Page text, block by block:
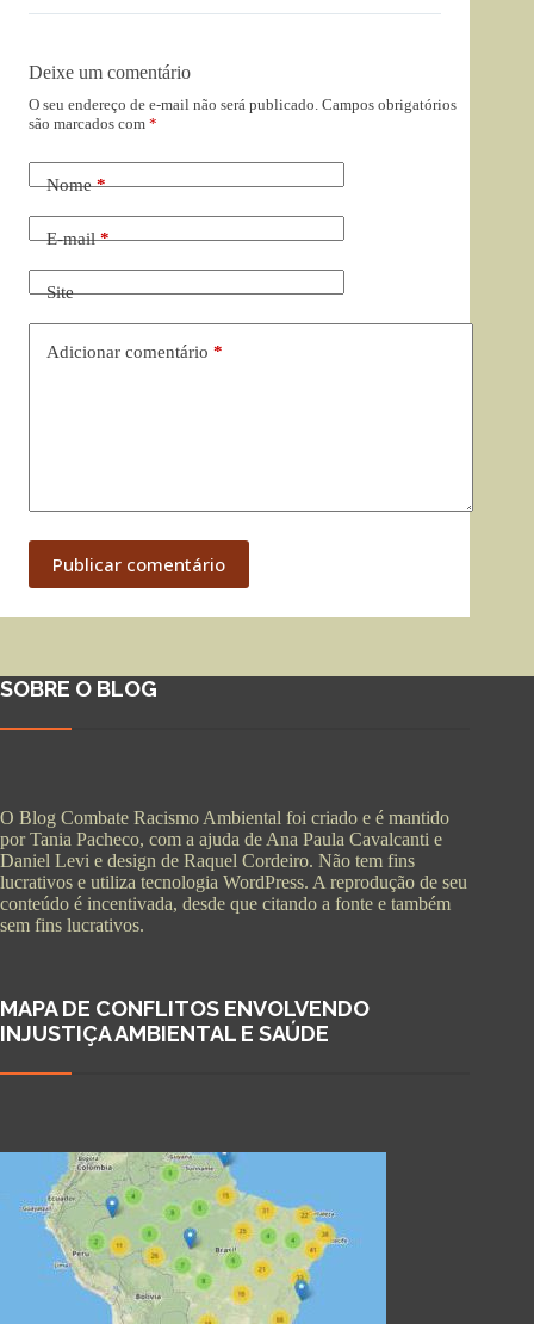
Deixe um comentário
O seu endereço de e-mail não será publicado. Campos obrigatórios
são marcados com *
Nome*
E-mail*
Site
Adicionar comentário *
Publicar comentário
SOBRE O BLOG
O Blog Combate Racismo Ambiental foi criado e é mantido
por Tania Pacheco, com a ajuda de Ana Paula Cavalcanti e
Daniel Levi e design de Raquel Cordeiro. Não tem fins
lucrativos e utiliza tecnologia WordPress. A reprodução de seu
conteúdo é incentivada, desde que citando a fonte e também
sem fins lucrativos.
MAPA DE CONFLITOS ENVOLVENDO
INJUSTIÇA AMBIENTAL E SAÚDE